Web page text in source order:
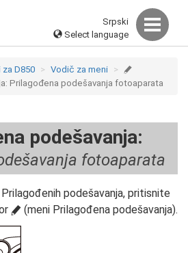
Srpski
Select language
D850 Vodič za meni A
Prilagođena podešavanja fotoaparata
podešavanja:
fotoaparata
podešavanja, pritisnite
A (meni Prilagođena podešavanja).